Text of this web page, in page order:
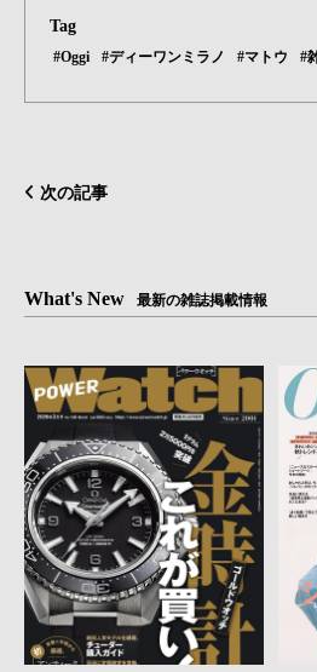
Tag
#Oggi #ディーワンミラノ #マトウ #
次の記事
What's New 最新の雑誌掲載情報